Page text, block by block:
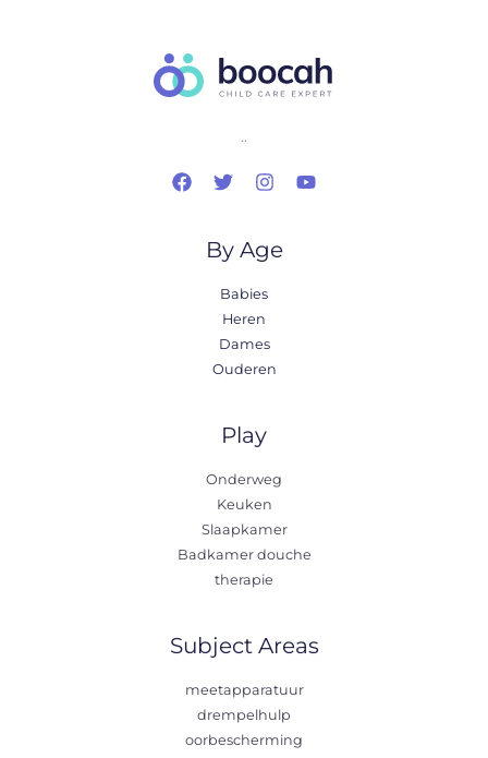
..
By Age
Babies
Heren
Dames
Ouderen
Play
Onderweg
Keuken
Slaapkamer
Badkamer douche
therapie
Subject Areas
meetapparatuur
drempelhulp
oorbescherming